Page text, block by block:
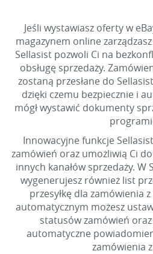
Jeśli wystawiasz oferty w
magazynem online zarządzasz
Sellasist pozwoli Ci na
obsługę sprzedaży.
zostaną przesłane do
dzięki czemu bezpiecznie i
mógł wystawić dokumenty
Innowacyjne funkcje
zamówień oraz umożliwią Ci
innych kanałów sprzedaży.
wygenerujesz również list
przesyłkę dla zamówienia
automatycznym możesz
statusów zamówień
automatyczne
zamówienia